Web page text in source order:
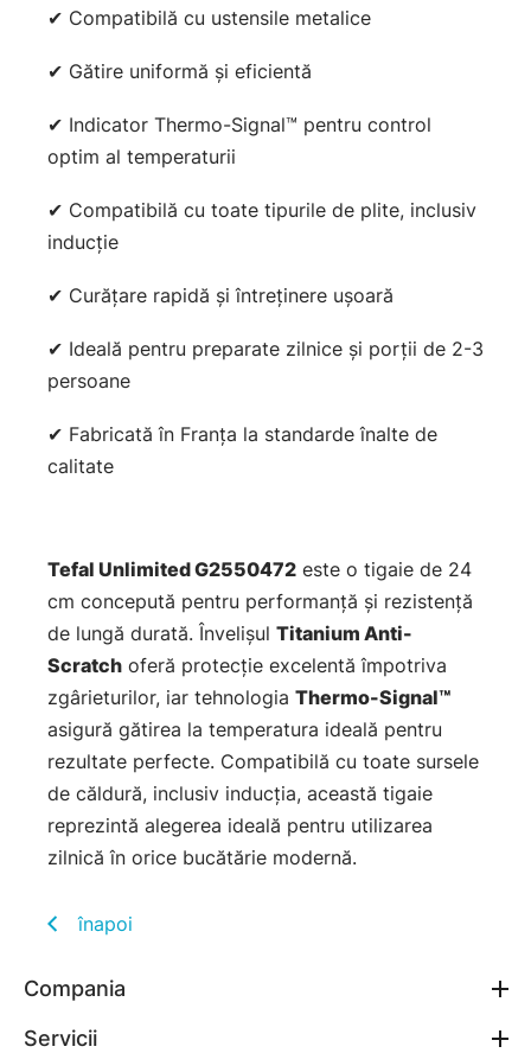
✔ Compatibilă cu ustensile metalice
✔ Gătire uniformă și eficientă
✔ Indicator Thermo-Signal™ pentru control
optim al temperaturii
✔ Compatibilă cu toate tipurile de plite, inclusiv
inducție
✔ Curățare rapidă și întreținere ușoară
✔ Ideală pentru preparate zilnice și porții de 2-3
persoane
✔ Fabricată în Franța la standarde înalte de
calitate
Tefal Unlimited G2550472 este o tigaie de 24
cm concepută pentru performanță și rezistență
de lungă durată. Învelișul Titanium Anti-
Scratch oferă protecție excelentă împotriva
zgârieturilor, iar tehnologia Thermo-Signal™
asigură gătirea la temperatura ideală pentru
rezultate perfecte. Compatibilă cu toate sursele
de căldură, inclusiv inducția, această tigaie
reprezintă alegerea ideală pentru utilizarea
zilnică în orice bucătărie modernă.
înapoi
Compania
Servicii